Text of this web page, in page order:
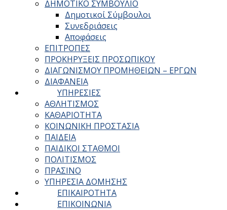
ΔΗΜΟΤΙΚΟ ΣΥΜΒΟΥΛΙΟ
Δημοτικοί Σύμβουλοι
Συνεδριάσεις
Αποφάσεις
ΕΠΙΤΡΟΠΕΣ
ΠΡΟΚΗΡΥΞΕΙΣ ΠΡΟΣΩΠΙΚΟΥ
ΔΙΑΓΩΝΙΣΜΟΥ ΠΡΟΜΗΘΕΙΩΝ – ΕΡΓΩΝ
ΔΙΑΦΑΝΕΙΑ
ΥΠΗΡΕΣΙΕΣ
ΑΘΛΗΤΙΣΜΟΣ
ΚΑΘΑΡΙΟΤΗΤΑ
ΚΟΙΝΩΝΙΚΗ ΠΡΟΣΤΑΣΙΑ
ΠΑΙΔΕΙΑ
ΠΑΙΔΙΚΟΙ ΣΤΑΘΜΟΙ
ΠΟΛΙΤΙΣΜΟΣ
ΠΡΑΣΙΝΟ
ΥΠΗΡΕΣΙΑ ΔΟΜΗΣΗΣ
ΕΠΙΚΑΙΡΟΤΗΤΑ
ΕΠΙΚΟΙΝΩΝΙΑ